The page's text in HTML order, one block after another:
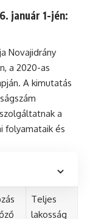
január 1-jén:
Novajidrány
a 2020-as
A kimutatás
a
folyamataik és
Teljes
lakosság